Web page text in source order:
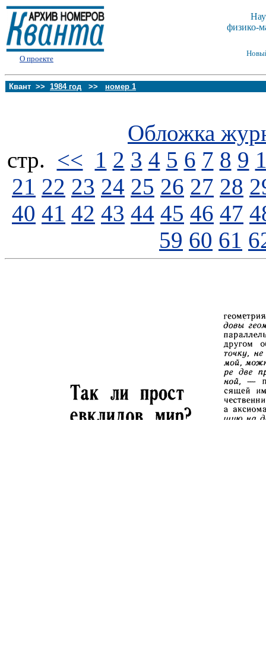
О проекте
физико-
Квант >> 1984 год >> номер 1
Обложка
стp. << 1 2 3 4 5 6 7 8 9
21 22 23 24 25 26 27 28
40 41 42 43 44 45 46 47
59 60 61